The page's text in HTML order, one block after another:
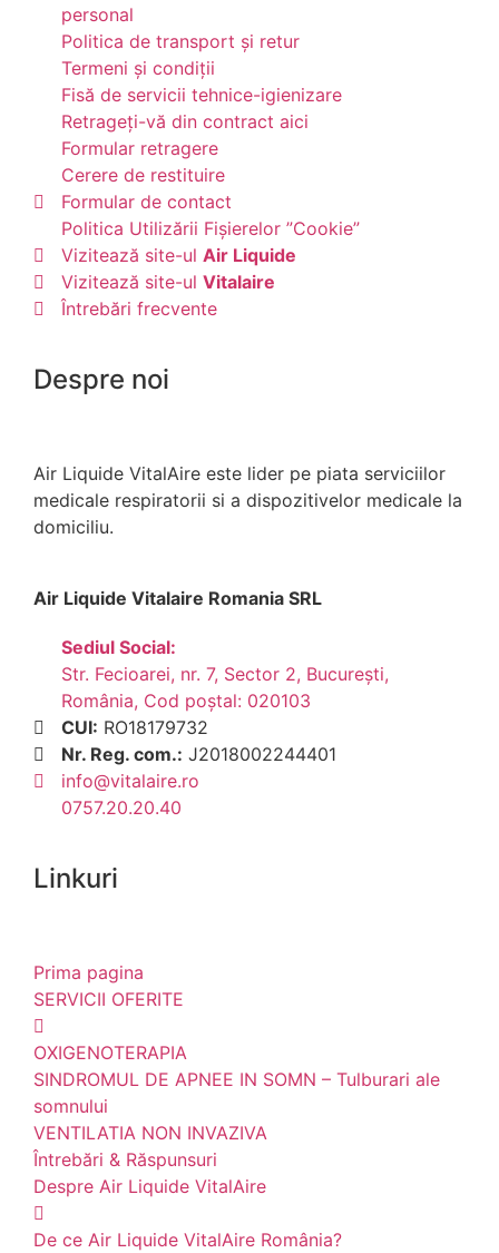
personal
Politica de transport și retur
Termeni și condiții
Fisă de servicii tehnice-igienizare
Retrageți-vă din contract aici
Formular retragere
Cerere de restituire
Formular de contact
Politica Utilizării Fișierelor ”Cookie”
Vizitează site-ul Air Liquide
Vizitează site-ul Vitalaire
Întrebări frecvente
Despre noi
Air Liquide VitalAire este lider pe piata serviciilor
medicale respiratorii si a dispozitivelor medicale la
domiciliu.
Air Liquide Vitalaire Romania SRL
Sediul Social:
Str. Fecioarei, nr. 7, Sector 2, București,
România, Cod poștal: 020103
CUI: RO18179732
Nr. Reg. com.: J2018002244401
info@vitalaire.ro
0757.20.20.40
Linkuri
Prima pagina
SERVICII OFERITE
OXIGENOTERAPIA
SINDROMUL DE APNEE IN SOMN – Tulburari ale
somnului
VENTILATIA NON INVAZIVA
Întrebări & Răspunsuri
Despre Air Liquide VitalAire
De ce Air Liquide VitalAire România?